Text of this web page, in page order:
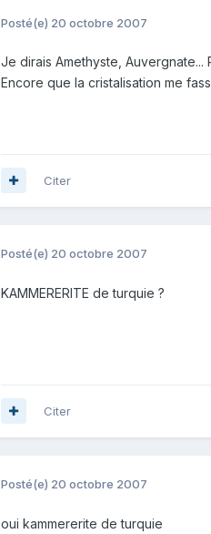
Posté(e) 20 octobre 2007
Je dirais Amethyste, Auvergnate...
Encore que la cristalisation me
Citer
Posté(e) 20 octobre 2007
KAMMERERITE de turquie ?
Citer
Posté(e) 20 octobre 2007
oui kammererite de turquie